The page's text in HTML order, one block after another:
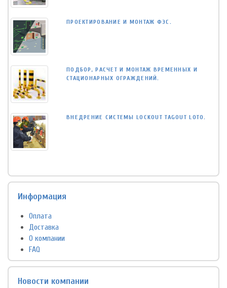
ПРОЕКТИРОВАНИЕ И МОНТАЖ ФЭС.
ПОДБОР, РАСЧЕТ И МОНТАЖ ВРЕМЕННЫХ И
СТАЦИОНАРНЫХ ОГРАЖДЕНИЙ.
ВНЕДРЕНИЕ СИСТЕМЫ LOCKOUT TAGOUT LOTO.
Информация
Оплата
Доставка
О компании
FAQ
Новости компании